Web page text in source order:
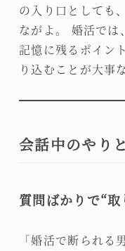
の入り口としても
ながよ。 婚活では
記憶に残るポイン
り込むことが大事
会話中のやり
質問ばかりで“
「婚活で断られる